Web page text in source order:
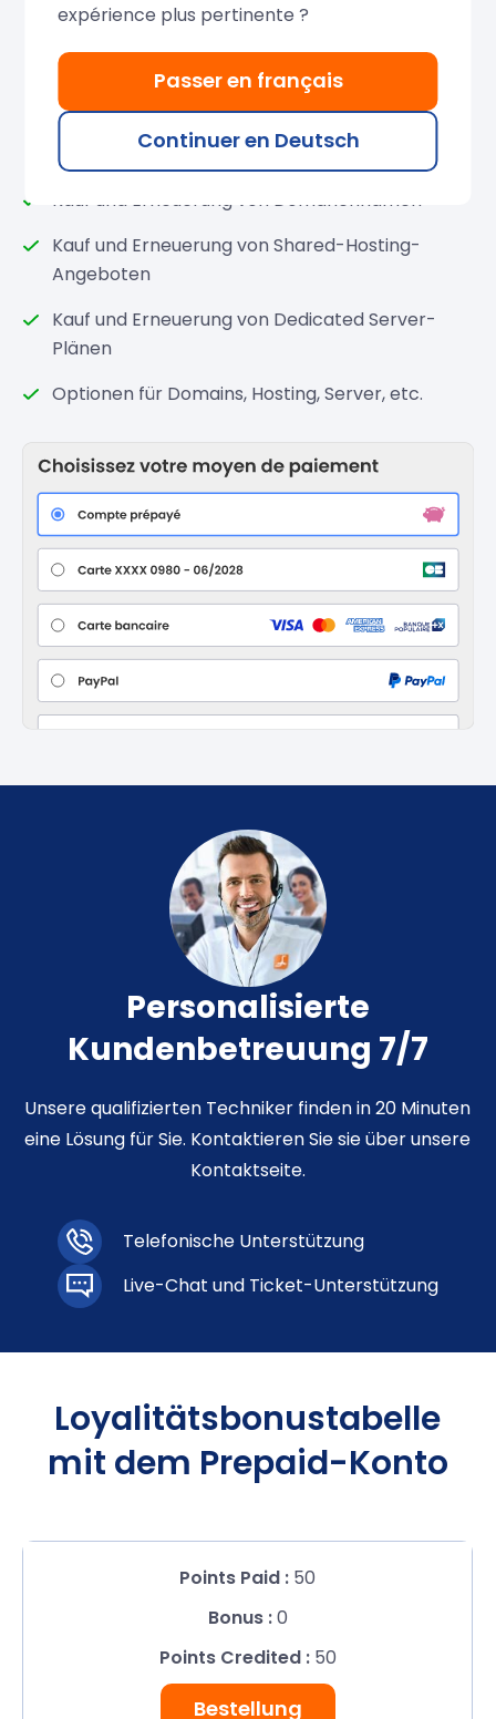
Beispiele für Einkäufe mit dem
Prepaid-Konto
Kauf und Erneuerung von Domänennamen
Kauf und Erneuerung von Shared-Hosting-
Angeboten
Kauf und Erneuerung von Dedicated Server-
Plänen
Optionen für Domains, Hosting, Server, etc.
Personalisierte
Kundenbetreuung 7/7
Unsere qualifizierten Techniker finden in 20 Minuten
eine Lösung für Sie. Kontaktieren Sie sie über unsere
Kontaktseite.
Telefonische Unterstützung
Live-Chat und Ticket-Unterstützung
Loyalitätsbonustabelle
mit dem Prepaid-Konto
50
0
50
Bestellung
expérience plus pertinente ?
Passer en français
Continuer en Deutsch